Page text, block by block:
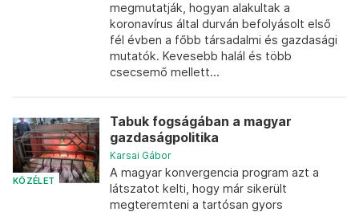
megmutatják, hogyan alakultak a
koronavírus által durván befolyásolt első
fél évben a főbb társadalmi és gazdasági
mutatók. Kevesebb halál és több
csecsemő mellett...
KÖZÉLET
Tabuk fogságában a magyar
gazdaságpolitika
Karsai Gábor
A magyar konvergencia program azt a
látszatot kelti, hogy már sikerült
megteremteni a tartósan gyors